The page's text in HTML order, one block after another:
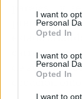
I want to
Personal
Opted In
I want to
Personal
Opted In
I want to
prensa rosa
estado
carrera
de sus hijos
ecuación